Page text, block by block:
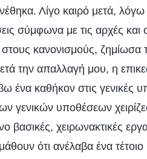
Λίγο καιρό μετά,
σύμφωνα με τις αρχές
κανονισμούς, ζημίωσα
την απαλλαγή μου, η
ένα καθήκον στις γενικές
γενικών υποθέσεων
βασικές, χειρωνακτικές
ότι ανέλαβα ένα